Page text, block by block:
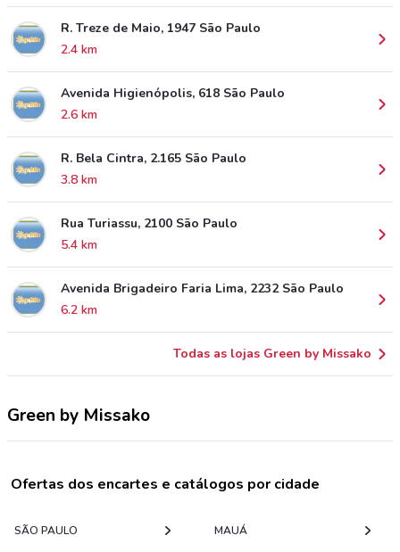
R. Treze de Maio, 1947 São Paulo
2.4 km
Avenida Higienópolis, 618 São Paulo
2.6 km
R. Bela Cintra, 2.165 São Paulo
3.8 km
Rua Turiassu, 2100 São Paulo
5.4 km
Avenida Brigadeiro Faria Lima, 2232 São Paulo
6.2 km
Todas as lojas Green by Missako
Green by Missako
Ofertas dos encartes e catálogos por cidade
SÃO PAULO MAUÁ